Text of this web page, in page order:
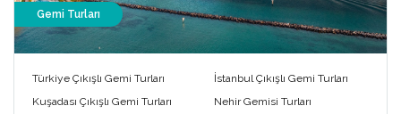
Gemi Turları
Türkiye Çıkışlı Gemi Turları
İstanbul Çıkışlı Gemi Turları
Kuşadası Çıkışlı Gemi Turları
Nehir Gemisi Turları